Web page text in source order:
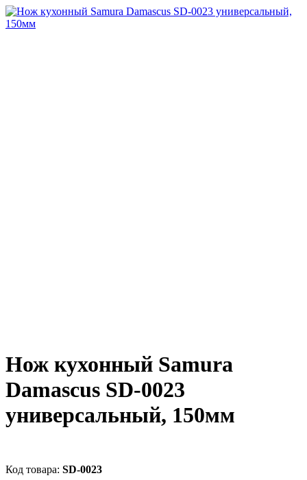
Нож кухонный Samura
Damascus SD-0023
универсальный, 150мм
SD-0023